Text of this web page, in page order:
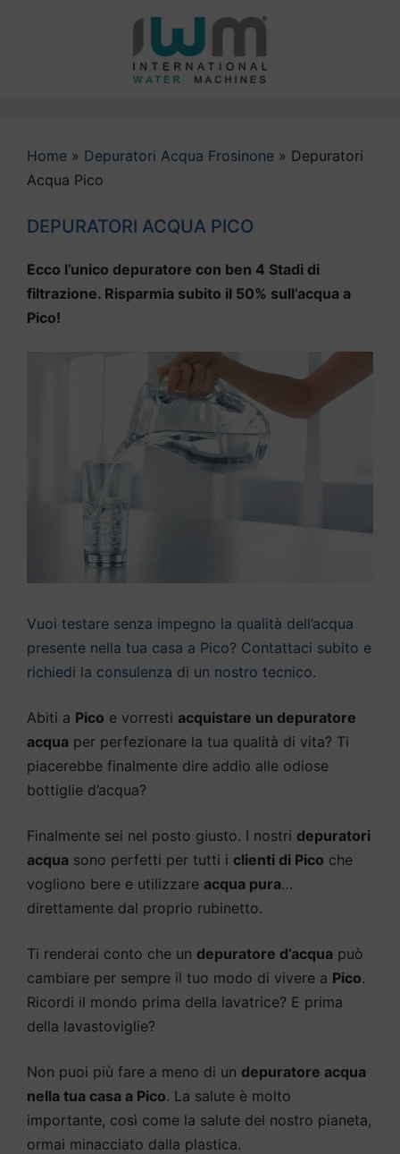
Home » Depuratori Acqua Frosinone » Depuratori
Acqua Pico
DEPURATORI ACQUA PICO
Ecco l’unico depuratore con ben 4 Stadi di
filtrazione. Risparmia subito il 50% sull’acqua a
Pico!
Vuoi testare senza impegno la qualità dell’acqua
presente nella tua casa a Pico? Contattaci subito e
richiedi la consulenza di un nostro tecnico.
Abiti a Pico e vorresti acquistare un depuratore
acqua per perfezionare la tua qualità di vita? Ti
piacerebbe finalmente dire addio alle odiose
bottiglie d’acqua?
Finalmente sei nel posto giusto. I nostri depuratori
acqua sono perfetti per tutti i clienti di Pico che
vogliono bere e utilizzare acqua pura…
direttamente dal proprio rubinetto.
Ti renderai conto che un depuratore d’acqua può
cambiare per sempre il tuo modo di vivere a Pico.
Ricordi il mondo prima della lavatrice? E prima
della lavastoviglie?
Non puoi più fare a meno di un depuratore acqua
nella tua casa a Pico. La salute è molto
importante, così come la salute del nostro pianeta,
ormai minacciato dalla plastica.